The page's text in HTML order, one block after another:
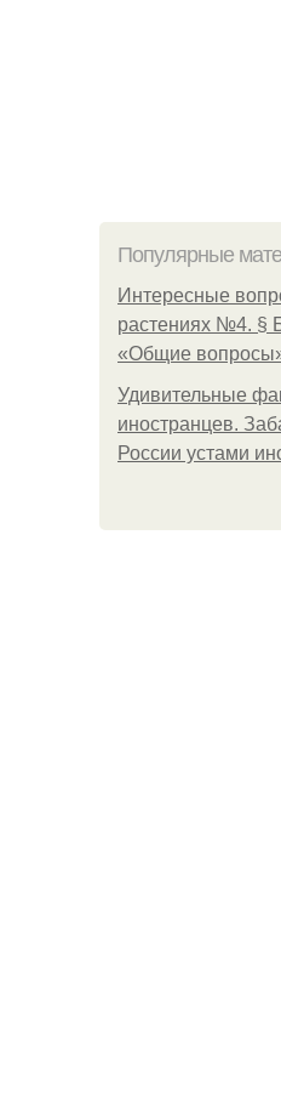
Популярные
Интересные
растениях №4. §
«Общие
Удивительные
иностранцев.
России устами